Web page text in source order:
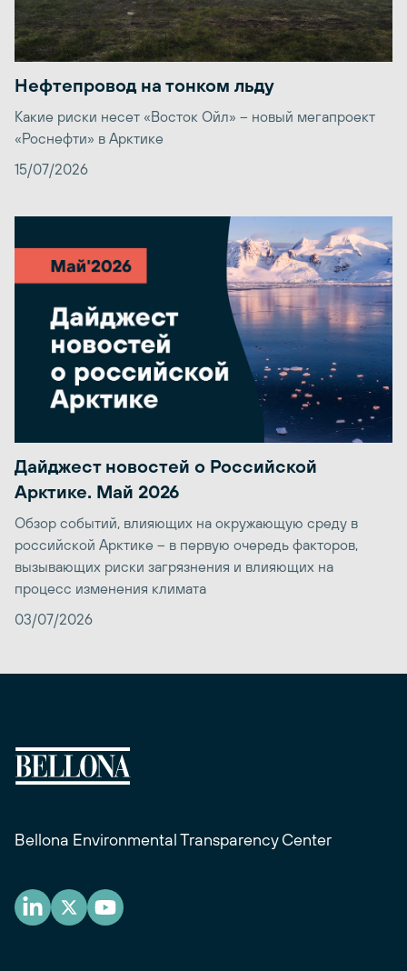
Нефтепровод на тонком льду
Какие риски несет «Восток Ойл» – новый мегапроект
«Роснефти» в Арктике
15/07/2026
Дайджест новостей о Российской
Арктике. Май 2026
Обзор событий, влияющих на окружающую среду в
российской Арктике – в первую очередь факторов,
вызывающих риски загрязнения и влияющих на
процесс изменения климата
03/07/2026
Bellona Environmental Transparency Center